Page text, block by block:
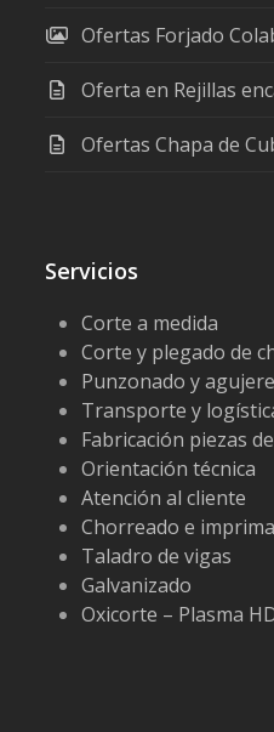
Ofertas Forjado
Oferta en Rejillas
Ofertas Chapa de
Servicios
Corte a medida
Corte y plegado de
Punzonado y
Transporte y
Fabricación piezas
Orientación técnica
Atención al cliente
Chorreado e
Taladro de vigas
Galvanizado
Oxicorte – Plasma